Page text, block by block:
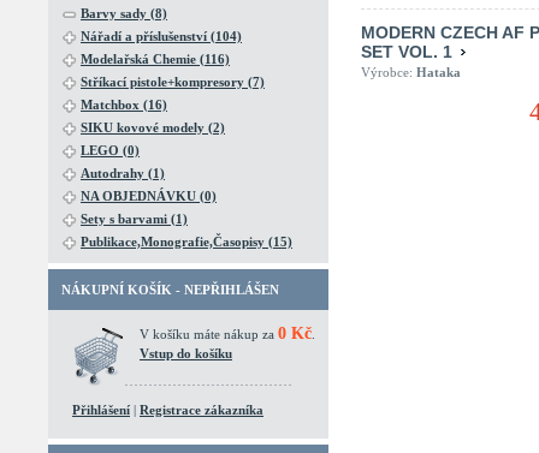
Barvy sady (8)
Nářadí a příslušenství (104)
Modelařská Chemie (116)
Stříkací pistole+kompresory (7)
Matchbox (16)
SIKU kovové modely (2)
LEGO (0)
Autodrahy (1)
NA OBJEDNÁVKU (0)
Sety s barvami (1)
Publikace,Monografie,Časopisy (15)
NÁKUPNÍ KOŠÍK - NEPŘIHLÁŠEN
V košíku máte nákup za 0 Kč
Vstup do košíku
Přihlášení | Registrace zákazníka
MODERN CZECH AF
SET VOL. 1
Výrobce: Hataka